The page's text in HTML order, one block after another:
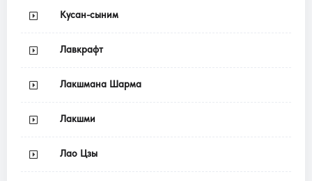
Кусан-сыним
Лавкрафт
Лакшмана Шарма
Лакшми
Лао Цзы